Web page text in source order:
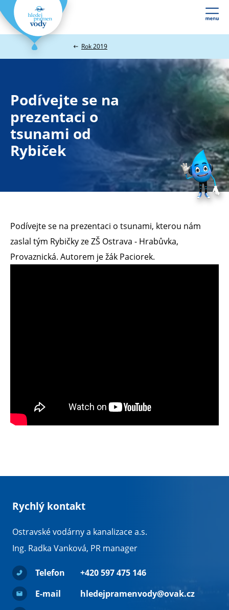
Webové
stránky
míru
Rok 2019
Podívejte se na
prezentaci o
tsunami od
Rybiček
Podívejte se na prezentaci o tsunami, kterou nám
zaslal tým Rybičky ze ZŠ Ostrava - Hrabůvka,
Provaznická. Autorem je žák Paciorek.
Rychlý kontakt
Ostravské vodárny a kanalizace a.s.
Ing. Radka Vanková, PR manager
Telefon
+420 597 475 146
E-mail
hledejpramenvody@ovak.cz